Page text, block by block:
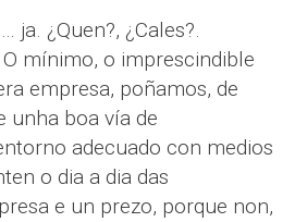
ja. ¿Quen?, ¿Cales?.
O mínimo, o imprescindible
empresa, poñamos, de
unha boa vía de
adecuado con medios
o dia a dia das
e un prezo, porque non,